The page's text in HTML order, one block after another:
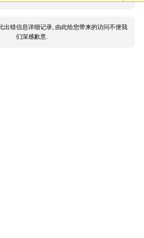
出错信息详细记录, 由此给您带来的访问不便我
们深感歉意.